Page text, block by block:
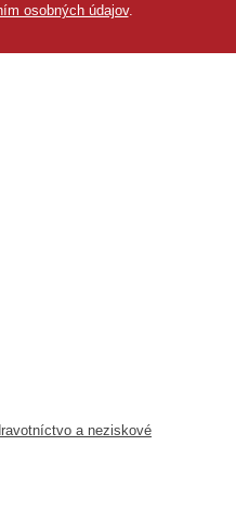
osobných údajov.
a neziskové